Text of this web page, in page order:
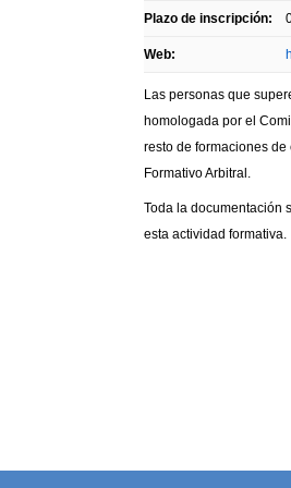
Plazo de inscripción:
Web:
Las personas que
homologada por el
resto de formaciones
Formativo Arbitral.
Toda la documentación
esta actividad formativa.